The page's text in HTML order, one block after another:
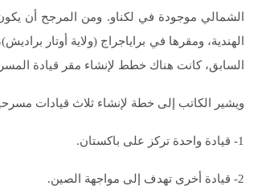
الشمالي موجودة في لكناو. ومن المرجح أن
الهندية، ومقرها في براياجراج (ولاية أوتار
السابق، كانت هناك خطط لإنشاء مقر قيادة
ويشير الكاتب إلى خطة لإنشاء ثلاث قيادات
1- قيادة واحدة تركز على باكستان.
2- قيادة أخرى تهدف إلى مواجهة الصين.